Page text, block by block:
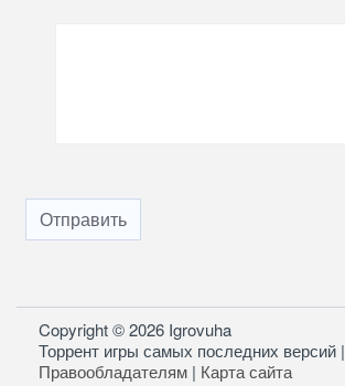
Отправить
Copyright © 2026 Igrovuha
Торрент игры самых последних версий |
Правообладателям | Карта сайта